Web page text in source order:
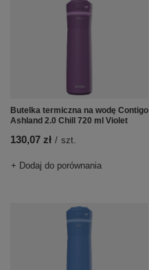
Butelka termiczna na wodę Contigo
Ashland 2.0 Chill 720 ml Violet
130,07 zł / szt.
+ Dodaj do porównania